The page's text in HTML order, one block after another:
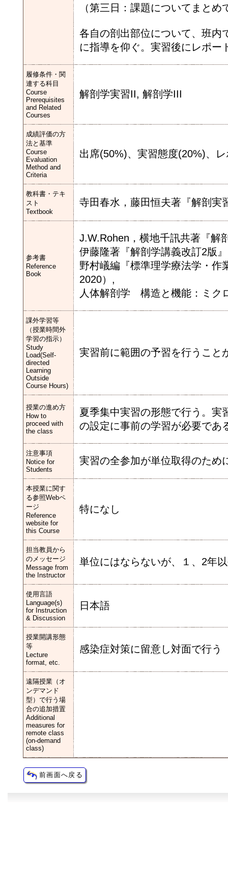
（第三日：課題についてまと
各自の剖出部位について、班内
に指導を仰ぐ。実習後にレポー
履修条件・関
連する科目
Course
Prerequisites
and Related
Courses
解剖学実習II, 解剖学III
成績評価の方
法と基準
Course
Evaluation
Method and
Criteria
出席(50%)、実習態度(20%)、
教科書・テキ
スト
Textbook
寺田春水，藤田恒夫著『解剖実
参考書
Reference
Book
J.W.Rohen，横地千訊共著『解
伊藤隆著『解剖学講義改訂2版
野村嶬編『標準理学療法学・作
2020）,
人体解剖学 構造と機能：ミク
課外学習等
（授業時間外
学習の指示）
Study
Load(Self-
directed
Learning
Outside
Course Hours)
実習前に範囲の予習を行うこと
授業の進め方
How to
proceed with
the class
夏季集中実習の形態で行う。実
の設定に事前の学習が必要であ
注意事項
Notice for
Students
実習の全参加が単位取得のため
本授業に関す
る参照Webペ
ージ
Reference
website for
this Course
特になし
担当教員から
のメッセージ
Message from
the Instructor
単位にはならないが、１、2年
使用言語
Language(s)
for Instruction
& Discussion
日本語
授業開講形態
等
Lecture
format, etc.
感染症対策に留意し対面で行う
遠隔授業（オ
ンデマンド
型）で行う場
合の追加措置
Additional
measures for
remote class
(on-demand
class)